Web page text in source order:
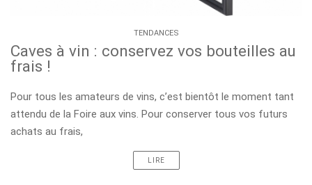
TENDANCES
Caves à vin : conservez vos bouteilles au
frais !
Pour tous les amateurs de vins, c’est bientôt le moment tant
attendu de la Foire aux vins. Pour conserver tous vos futurs
achats au frais,
LIRE